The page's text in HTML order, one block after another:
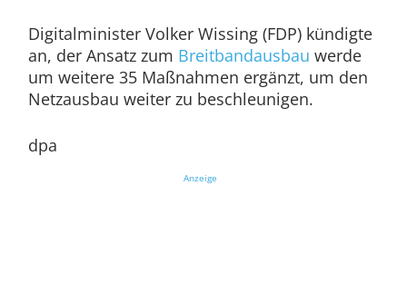
Digitalminister Volker Wissing (FDP) kündigte
an, der Ansatz zum Breitbandausbau werde
um weitere 35 Maßnahmen ergänzt, um den
Netzausbau weiter zu beschleunigen.
dpa
Anzeige